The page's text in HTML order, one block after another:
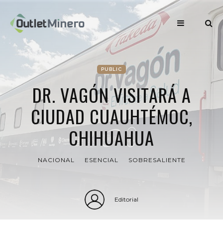
PUBLIC
DR. VAGÓN VISITARÁ A
CIUDAD CUAUHTÉMOC,
CHIHUAHUA
NACIONAL ESENCIAL SOBRESALIENTE
Editorial